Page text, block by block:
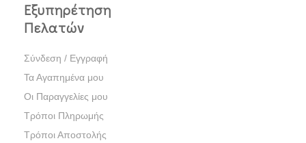
Εξυπηρέτηση
Πελατών
Σύνδεση / Εγγραφή
Τα Αγαπημένα μου
Οι Παραγγελίες μου
Τρόποι Πληρωμής
Τρόποι Αποστολής